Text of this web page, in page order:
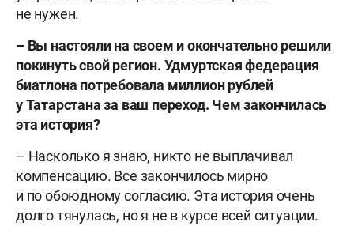
не нужен.
– Вы настояли на своем и окончательно решили
покинуть свой регион. Удмуртская федерация
биатлона потребовала миллион рублей
у Татарстана за ваш переход. Чем закончилась
эта история?
– Насколько я знаю, никто не выплачивал
компенсацию. Все закончилось мирно
и по обоюдному согласию. Эта история очень
долго тянулась, но я не в курсе всей ситуации.